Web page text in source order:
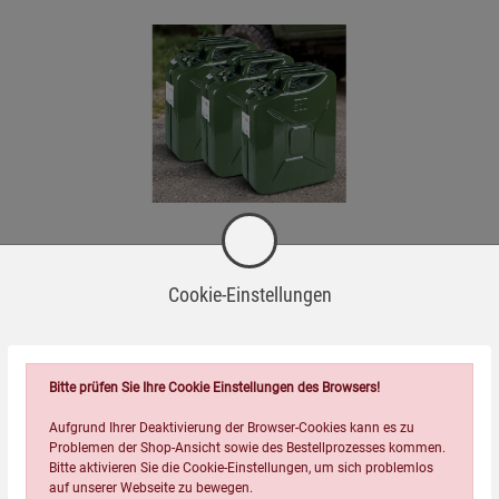
Dieselkanistern mit 21 mm Rüsseldurchmesser.
Entsorgung von Kunststoffprodukten.
3er-Pack Benzin-/Dieselkanister
79,99 €
Wird oft zusammen bestellt:
Cookie-Einstellungen
Bitte prüfen Sie Ihre Cookie Einstellungen des Browsers!
Aufgrund Ihrer Deaktivierung der Browser-Cookies kann es zu
Problemen der Shop-Ansicht sowie des Bestellprozesses kommen.
Bitte aktivieren Sie die Cookie-Einstellungen, um sich problemlos
auf unserer Webseite zu bewegen.